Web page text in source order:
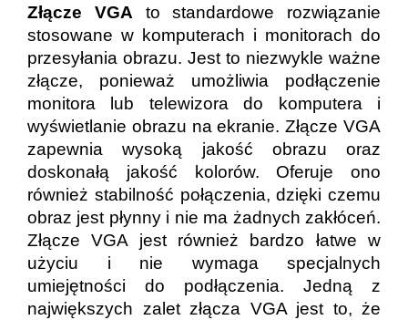
Złącze VGA to standardowe rozwiązanie
stosowane w komputerach i monitorach do
przesyłania obrazu. Jest to niezwykle ważne
złącze, ponieważ umożliwia podłączenie
monitora lub telewizora do komputera i
wyświetlanie obrazu na ekranie. Złącze VGA
zapewnia wysoką jakość obrazu oraz
doskonałą jakość kolorów. Oferuje ono
również stabilność połączenia, dzięki czemu
obraz jest płynny i nie ma żadnych zakłóceń.
Złącze VGA jest również bardzo łatwe w
użyciu i nie wymaga specjalnych
umiejętności do podłączenia. Jedną z
największych zalet złącza VGA jest to, że